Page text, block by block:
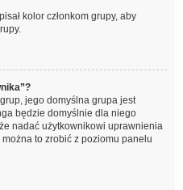
kolor członkom grupy, aby
jego domyślna grupa jest
będzie domyślnie dla niego
nadać użytkownikowi uprawnienia
to zrobić z poziomu panelu